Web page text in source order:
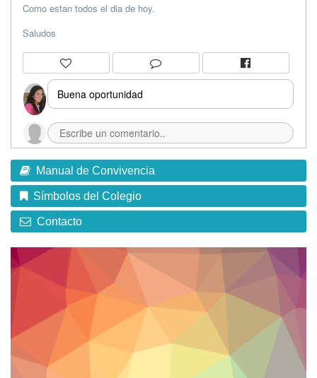
Como estan todos el dia de hoy.
Saludos
Buena oportunidad
Manual de Convivencia
Símbolos del Colegio
Contacto